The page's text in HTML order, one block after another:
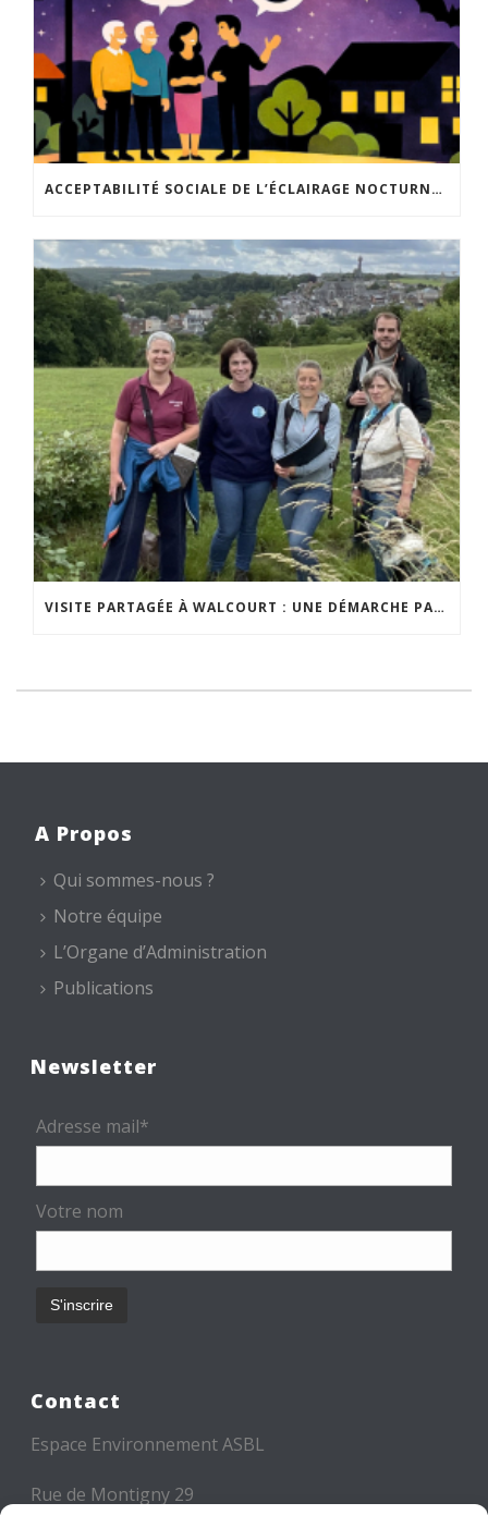
ACCEPTABILITÉ SOCIALE DE L’ÉCLAIRAGE NOCTURNE : LE REPLAY EST DISPONIBLE
VISITE PARTAGÉE À WALCOURT : UNE DÉMARCHE PARTICIPATIVE ANIMÉE PAR ESPACE ENVIRONNEMENT
A Propos
Qui sommes-nous ?
Notre équipe
L’Organe d’Administration
Publications
Newsletter
Adresse mail*
Votre nom
Contact
Espace Environnement ASBL
Rue de Montigny 29